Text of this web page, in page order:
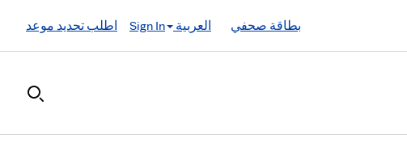
العربية
بطاقة صحفي Sign In اطلب تحديد موعد